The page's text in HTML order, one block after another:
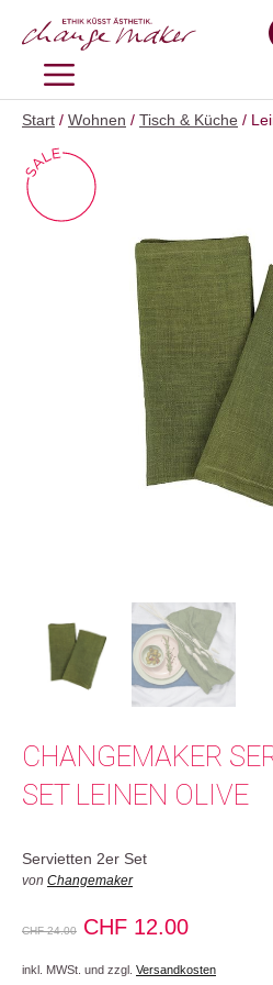
Inhalt
MENÜ
Start / Wohnen / Tisch & Küche /
CHANGEMAKER
SET LEINEN OLIVE
Servietten 2er Set
von Changemaker
CHF24.00
Ursprünglicher
CHF 12.00Aktueller
inkl. MWSt. und zzgl. Versandkosten